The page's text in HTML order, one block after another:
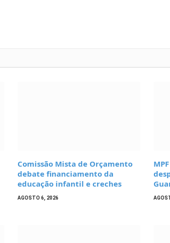
Comissão Mista de Orçamento
debate financiamento da
educação infantil e creches
AGOSTO 6, 2026